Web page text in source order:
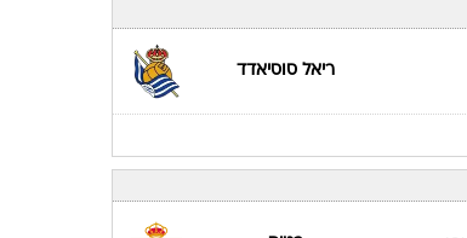
ריאל סוסיאדד